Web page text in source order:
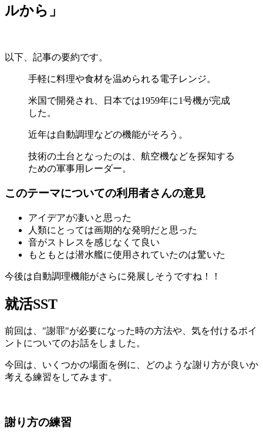
ルから」
以下、記事の要約です。
手軽に料理や食材を温められる電子レンジ。
米国で開発され、日本では1959年に1号機が完成
した。
近年は自動調理などの機能がそろう。
技術の土台となったのは、航空機などを探知する
ための軍事用レーダー。
このテーマについての利用者さんの意見
アイデアが凄いと思った
人類にとっては画期的な発明だと思った
音がストレスを感じなくて良い
もともとは潜水艦に使用されていたのは驚いた
今後は自動調理機能がさらに発展しそうですね！！
就活SST
前回は、"謝罪"が必要になった時の方法や、気を付けるポイ
ントについてのお話をしました。
今回は、いくつかの場面を例に、どのような謝り方が良いか
考える練習をしてみます。
謝り方の練習